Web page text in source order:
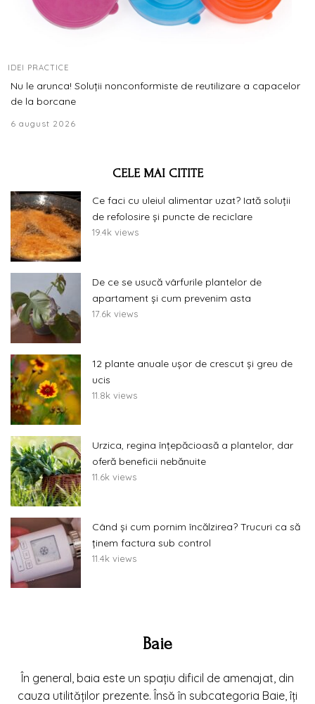
IDEI PRACTICE
Nu le arunca! Soluții nonconformiste de reutilizare a capacelor
de la borcane
6 august 2026
CELE MAI CITITE
Ce faci cu uleiul alimentar uzat? Iată soluții
de refolosire și puncte de reciclare
19.4k views
De ce se usucă vârfurile plantelor de
apartament și cum prevenim asta
17.6k views
12 plante anuale ușor de crescut și greu de
ucis
11.8k views
Urzica, regina înțepăcioasă a plantelor, dar
oferă beneficii nebănuite
11.6k views
Când și cum pornim încălzirea? Trucuri ca să
ținem factura sub control
11.4k views
Baie
În general, baia este un spațiu dificil de amenajat, din
cauza utilităților prezente. Însă în subcategoria Baie, îți